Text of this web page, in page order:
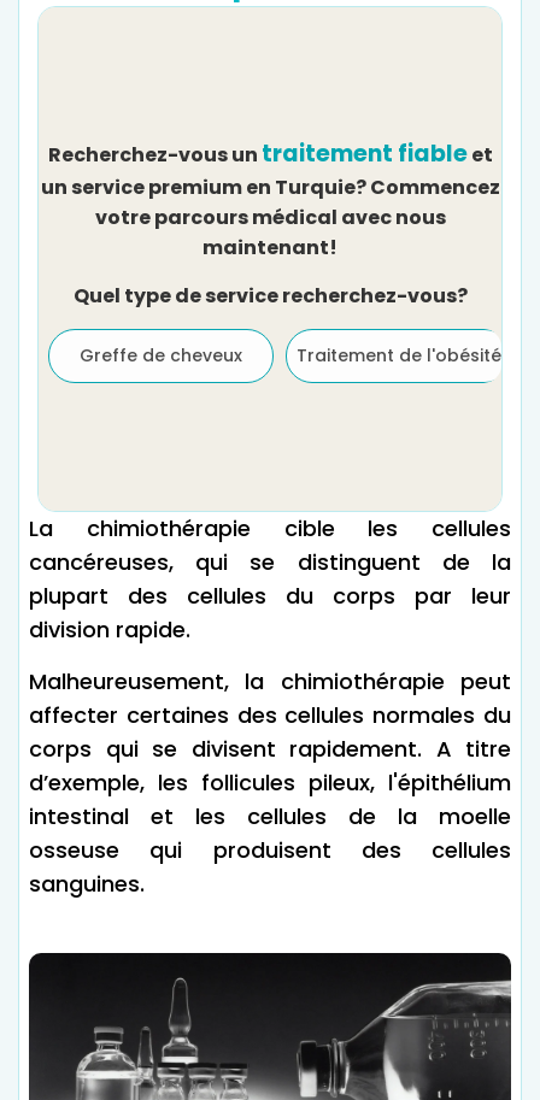
Recherchez-vous un traitement fiableet
un service premium en Turquie? Commencez
votre parcours médical avec nous
maintenant!
Quel type de service recherchez-vous?
Greffe de cheveux Traitement de l'obésité
La chimiothérapie cible les cellules
cancéreuses, qui se distinguent de la
plupart des cellules du corps par leur
division rapide.
Malheureusement, la chimiothérapie peut
affecter certaines des cellules normales du
corps qui se divisent rapidement. A titre
d’exemple, les follicules pileux, l'épithélium
intestinal et les cellules de la moelle
osseuse qui produisent des cellules
sanguines.